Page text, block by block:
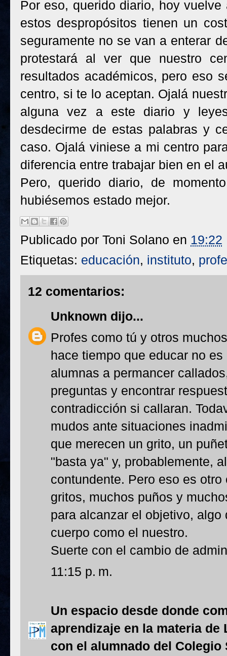
Por eso, querido diario, hoy
estos despropósitos tienen un
seguramente no se van a enterar
protestará al ver que nuestro
resultados académicos, pero eso
centro, si te lo aceptan. Ojalá
alguna vez a este diario y
desdecirme de estas palabras y
caso. Ojalá viniese a mi centro
diferencia entre trabajar bien en el
Pero, querido diario, de
hubiésemos estado mejor.
Publicado por Toni Solano en 19:22
Etiquetas: educación, instituto,
12 comentarios:
Unknown dijo...
Profes como tú y otros
hace tiempo que educar no
alumnas a permancer
preguntas y encontrar
contradicción si callaran.
mudos ante situaciones
que merecen un grito, un
"basta ya" y, probablemente,
contundente. Pero eso es
gritos, muchos puños y
para alcanzar el objetivo,
cuerpo como el nuestro.
Suerte con el cambio de
11:15 p. m.
Un espacio desde donde
aprendizaje en la materia de
con el alumnado del Colegio